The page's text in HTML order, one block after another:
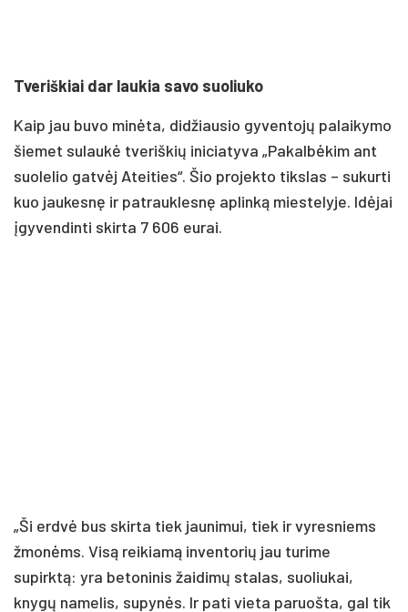
Tveriškiai dar laukia savo suoliuko
Kaip jau buvo minėta, didžiausio gyventojų palaikymo
šiemet sulaukė tveriškių iniciatyva „Pakalbėkim ant
suolelio gatvėj Ateities“. Šio projekto tikslas – sukurti
kuo jaukesnę ir patrauklesnę aplinką miestelyje. Idėjai
įgyvendinti skirta 7 606 eurai.
„Ši erdvė bus skirta tiek jaunimui, tiek ir vyresniems
žmonėms. Visą reikiamą inventorių jau turime
supirktą: yra betoninis žaidimų stalas, suoliukai,
knygų namelis, supynės. Ir pati vieta paruošta, gal tik